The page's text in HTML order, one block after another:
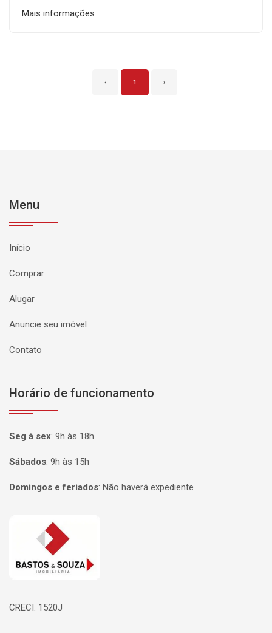
Mais informações
‹ 1 ›
Menu
Início
Comprar
Alugar
Anuncie seu imóvel
Contato
Horário de funcionamento
Seg à sex: 9h às 18h
Sábados: 9h às 15h
Domingos e feriados: Não haverá expediente
Página inicial
CRECI: 1520J